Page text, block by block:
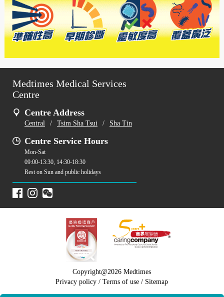
Medtimes Medical Services
Centre
Centre Address
Central / Tsim Sha Tsui / Sha Tin
Centre Service Hours
Mon-Sat
09:00-13:30, 14:30-18:30
Rest on Sun and public holidays
Copyright@2026 Medtimes
Privacy policy /Terms of use / Sitemap